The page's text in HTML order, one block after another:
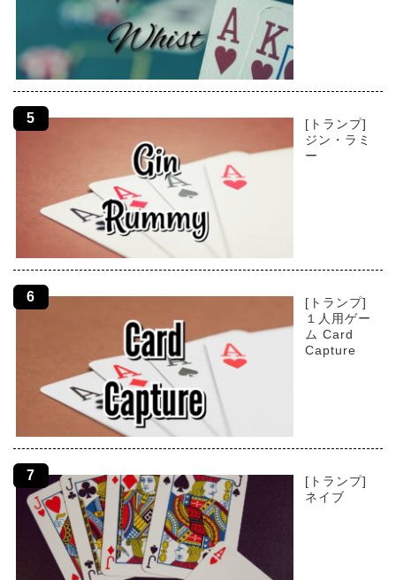
[トランプ]
ジン・ラミ
ー
[トランプ]
１人用ゲー
ム Card
Capture
[トランプ]
ネイブ